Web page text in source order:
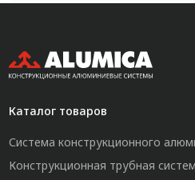
Каталог товаров
Система конструкционного
Конструкционная трубная